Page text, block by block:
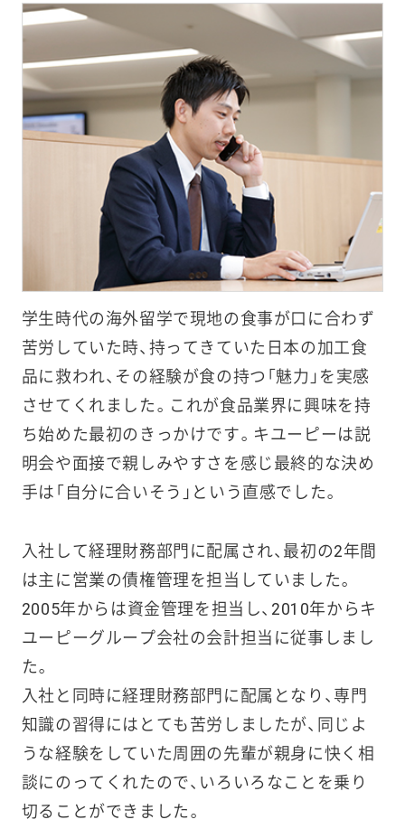
学生時代の海外留学で現地の食事が口に合わず
苦労していた時、持ってきていた日本の加工食
品に救われ、その経験が食の持つ「魅力」を実感
させてくれました。これが食品業界に興味を持
ち始めた最初のきっかけです。キユーピーは説
明会や面接で親しみやすさを感じ最終的な決め
手は「自分に合いそう」という直感でした。
入社して経理財務部門に配属され、最初の2年間
は主に営業の債権管理を担当していました。
2005年からは資金管理を担当し、2010年からキ
ユーピーグループ会社の会計担当に従事しまし
た。
入社と同時に経理財務部門に配属となり、専門
知識の習得にはとても苦労しましたが、同じよ
うな経験をしていた周囲の先輩が親身に快く相
談にのってくれたので、いろいろなことを乗り
切ることができました。